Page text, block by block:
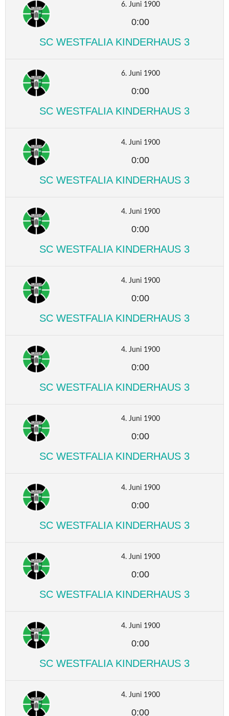
6. Juni 1900
0:00
SC WESTFALIA KINDERHAUS 3
6. Juni 1900
0:00
SC WESTFALIA KINDERHAUS 3
4. Juni 1900
0:00
SC WESTFALIA KINDERHAUS 3
4. Juni 1900
0:00
SC WESTFALIA KINDERHAUS 3
4. Juni 1900
0:00
SC WESTFALIA KINDERHAUS 3
4. Juni 1900
0:00
SC WESTFALIA KINDERHAUS 3
4. Juni 1900
0:00
SC WESTFALIA KINDERHAUS 3
4. Juni 1900
0:00
SC WESTFALIA KINDERHAUS 3
4. Juni 1900
0:00
SC WESTFALIA KINDERHAUS 3
4. Juni 1900
0:00
SC WESTFALIA KINDERHAUS 3
4. Juni 1900
0:00